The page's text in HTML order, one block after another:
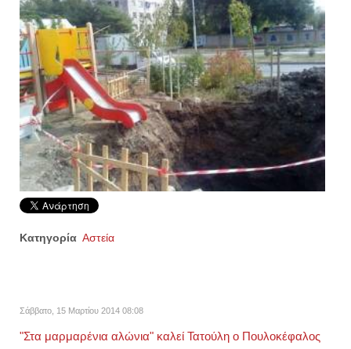
Κατηγορία Αστεία
Σάββατο, 15 Μαρτίου 2014 08:08
"Στα μαρμαρένια αλώνια" καλεί Τατούλη ο Πουλοκέφαλος